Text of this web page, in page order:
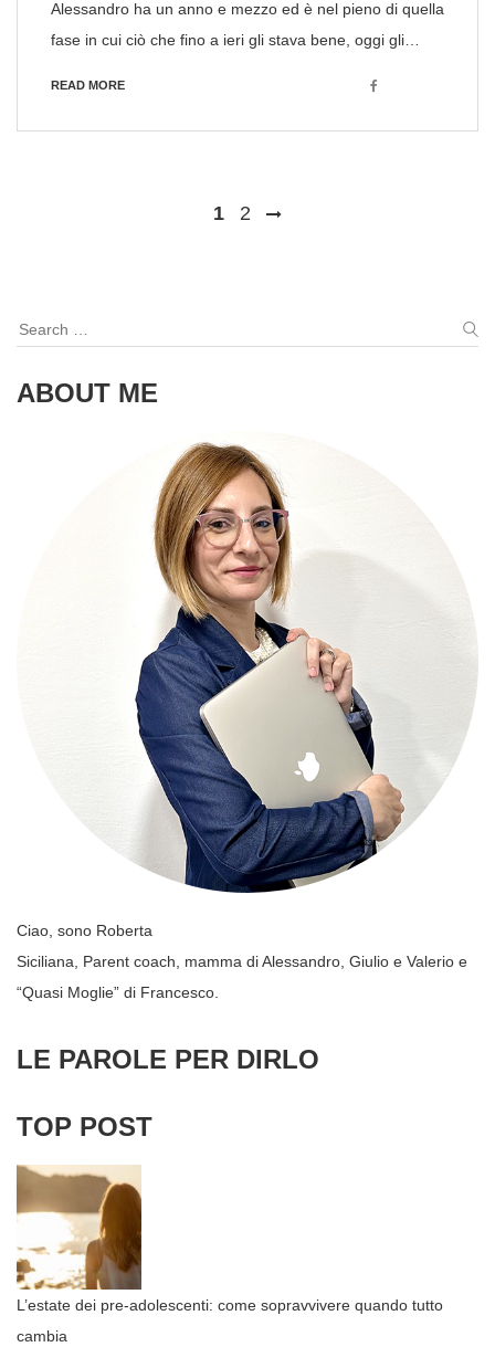
Alessandro ha un anno e mezzo ed è nel pieno di quella
fase in cui ciò che fino a ieri gli stava bene, oggi gli…
READ MORE Facebook
1 2
Search
ABOUT ME
Ciao, sono Roberta
Siciliana, Parent coach, mamma di Alessandro, Giulio e Valerio e
“Quasi Moglie” di Francesco.
LE PAROLE PER DIRLO
TOP POST
L’estate dei pre-adolescenti: come sopravvivere quando tutto
cambia